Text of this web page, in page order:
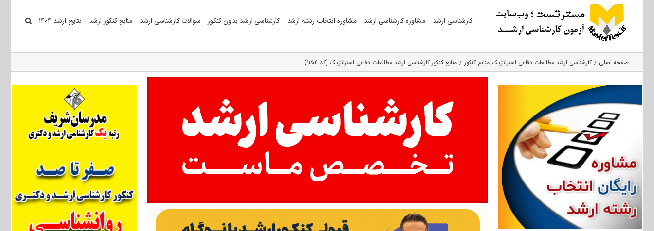
کارشناسی ارشد مشاوره کارشناسی ارشد مشاوره انتخاب رشته ارشد کارشناسی ارشد بدون کنکور سوالات کارشناسی ارشد منابع کنکور ارشد نتایج ارشد ۱۴۰۴
صفحه اصلی کارشناسی ارشد مطالعات دفاعی استراتژیک منابع کنکور منابع کنکور کارشناسی ارشد مطالعات دفاعی استراتژیک (کد ۱۱۵۴)